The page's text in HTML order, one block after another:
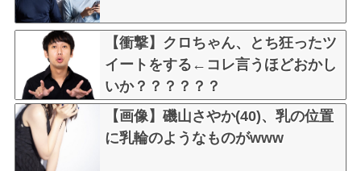
【衝撃】クロちゃん、とち狂ったツ
イートをする←コレ言うほどおかし
いか？？？？？？
【画像】磯山さやか(40)、乳の位置
に乳輪のようなものがwww